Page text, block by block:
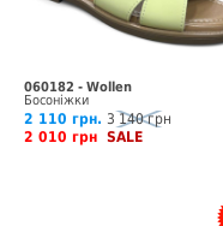
060182 - Wollen
Босоніжки
2 110 грн. 3 140 грн
2 010 грн SALE